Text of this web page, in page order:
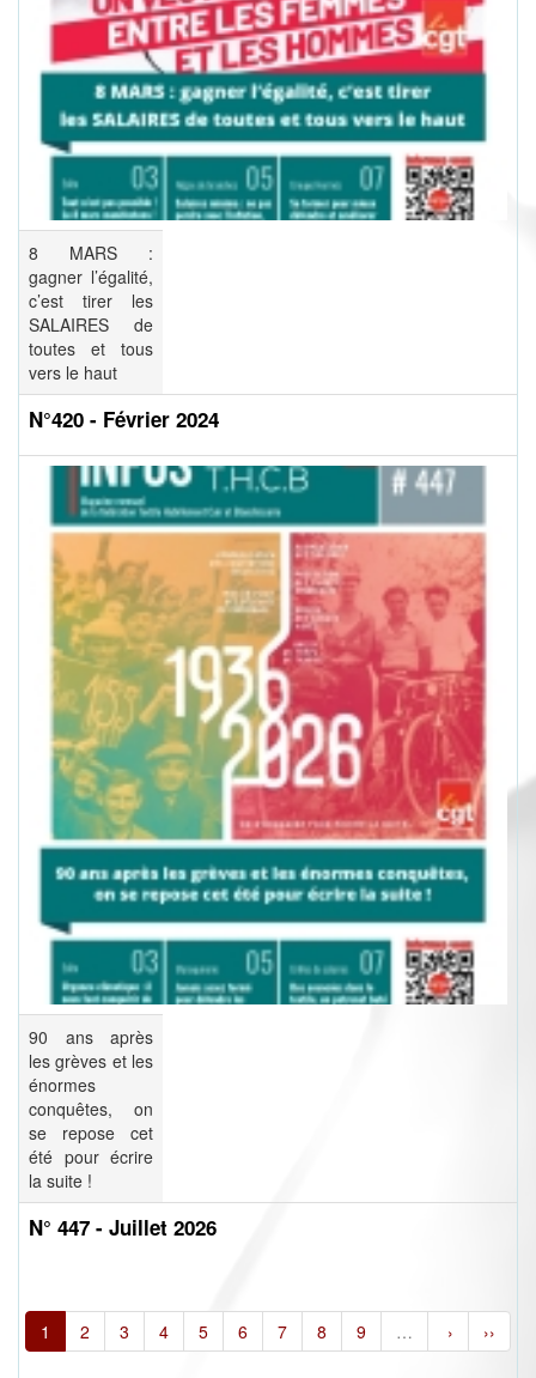
8 MARS :
gagner l’égalité,
c’est tirer les
SALAIRES de
toutes et tous
vers le haut
N°420 - Février 2024
90 ans après
les grèves et les
énormes
conquêtes, on
se repose cet
été pour écrire
la suite !
N° 447 - Juillet 2026
1 2 3 4 5 6 7 8 9 … › ››